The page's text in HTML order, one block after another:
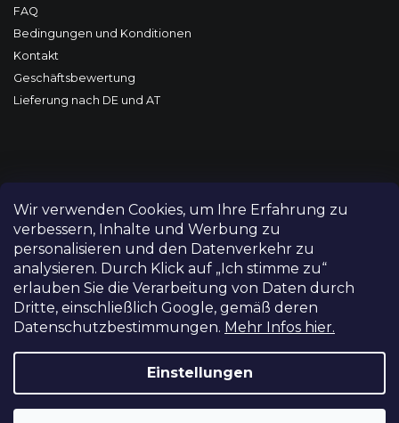
Wir verwenden Cookies, um Ihre Erfahrung zu
verbessern, Inhalte und Werbung zu
personalisieren und den Datenverkehr zu
analysieren. Durch Klick auf „Ich stimme zu“
erlauben Sie die Verarbeitung von Daten durch
Dritte, einschließlich Google, gemäß deren
Datenschutzbestimmungen. Mehr Infos hier.
Einstellungen
FAQ
Bedingungen und Konditionen
Kontakt
Geschäftsbewertung
Lieferung nach DE und AT
Copyright 2026FILM-TECHNIKA. Alle Rechte vorbehalten.
Cookie-Einstellungen ändern